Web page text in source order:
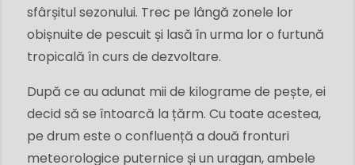
sfârșitul sezonului. Trec pe lângă zonele lor
obișnuite de pescuit și lasă în urma lor o furtună
tropicală în curs de dezvoltare.
După ce au adunat mii de kilograme de pește, ei
decid să se întoarcă la țărm. Cu toate acestea,
pe drum este o confluență a două fronturi
meteorologice puternice și un uragan, ambele